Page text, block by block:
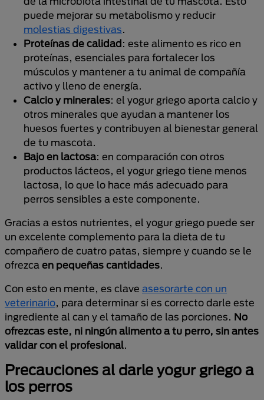
puede mejorar su metabolismo y reducir
molestias digestivas.
Proteínas de calidad: este alimento es rico en
proteínas, esenciales para fortalecer los
músculos y mantener a tu animal de compañía
activo y lleno de energía.
Calcio y minerales: el yogur griego aporta calcio y
otros minerales que ayudan a mantener los
huesos fuertes y contribuyen al bienestar general
de tu mascota.
Bajo en lactosa: en comparación con otros
productos lácteos, el yogur griego tiene menos
lactosa, lo que lo hace más adecuado para
perros sensibles a este componente.
Gracias a estos nutrientes, el yogur griego puede ser
un excelente complemento para la dieta de tu
compañero de cuatro patas, siempre y cuando se le
ofrezca en pequeñas cantidades.
Con esto en mente, es clave asesorarte con un
veterinario, para determinar si es correcto darle este
ingrediente al can y el tamaño de las porciones. No
ofrezcas este, ni ningún alimento a tu perro, sin antes
validar con el profesional.
Precauciones al darle yogur griego a
los perros